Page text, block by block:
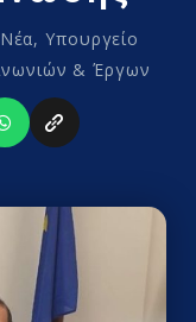
Νέα,Υπουργείο
& Έργων